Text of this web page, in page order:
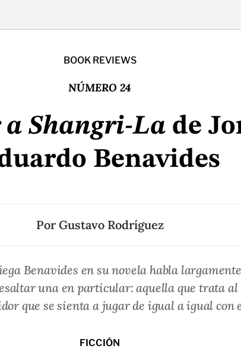
BOOK REVIEWS
NÚMERO 24
a Shangri-La de
Benavides
Por Gustavo Rodríguez
Benavides en su novela habla
una en particular: aquella que trata al
que se sienta a jugar de igual a igual con
FICCIÓN